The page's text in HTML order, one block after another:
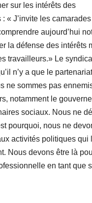
sur les intérêts des
« J’invite les
aujourd’hui
la défense des intérêts
travailleurs.» Le
n’y a que le
ne sommes pas
notamment le
sociaux. Nous ne
pourquoi, nous ne
activités politiques qui
Nous devons être là
en tant que